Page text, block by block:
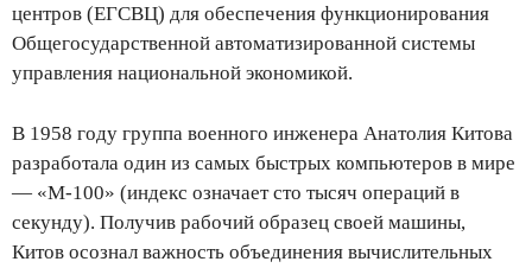
центров (ЕГСВЦ) для обеспечения функционирования
Общегосударственной автоматизированной системы
управления национальной экономикой.
В 1958 году группа военного инженера Анатолия Китова
разработала один из самых быстрых компьютеров в мире
— «М-100» (индекс означает сто тысяч операций в
секунду). Получив рабочий образец своей машины,
Китов осознал важность объединения вычислительных